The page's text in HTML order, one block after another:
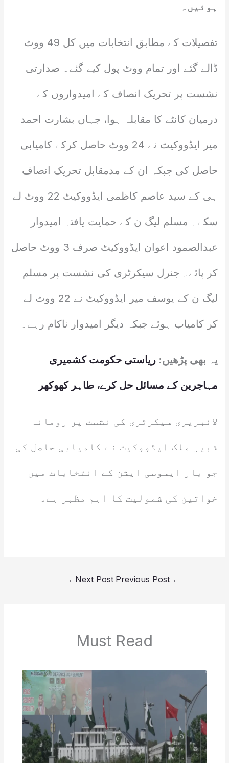
ہوئیں۔
تفصیلات کے مطابق انتخابات میں کل 49 ووٹ
ڈالے گئے اور تمام ووٹ پول کیے گئے۔ صدارتی
نشست پر تحریک انصاف کے امیدواروں کے
درمیان کانٹے کا مقابلہ ہوا، جہاں بشارت احمد
میر ایڈووکیٹ نے 24 ووٹ حاصل کرکے کامیابی
حاصل کی جبکہ ان کے مدمقابل تحریک انصاف
ہی کے سید عاصم کاظمی ایڈووکیٹ 22 ووٹ لے
سکے۔ مسلم لیگ ن کے حمایت یافتہ امیدوار
عبدالصمود اعوان ایڈووکیٹ صرف 3 ووٹ حاصل
کر پائے۔ جنرل سیکرٹری کی نشست پر مسلم
لیگ ن کے یوسف میر ایڈووکیٹ نے 22 ووٹ لے
کر کامیاب ہوئے جبکہ دیگر امیدوار ناکام رہے۔
یہ بھی پڑھیں: ریاستی حکومت کشمیری
مہاجرین کے مسائل حل کرے، طاہر کھوکھر
لائبریری سیکرٹری کی نشست پر رومانہ
شبیر ملک ایڈووکیٹ نے کامیابی حاصل کی
جو بار ایسوسی ایشن کے انتخابات میں
خواتین کی شمولیت کا اہم مظہر ہے۔
←
Next Post
→
Must Read